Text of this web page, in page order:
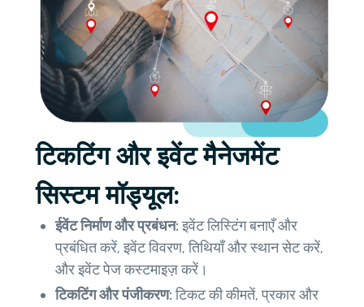
टिकटिंग और इवेंट मैनेजमेंट
सिस्टम मॉड्यूल:
ईवेंट निर्माण और प्रबंधन:इवेंट लिस्टिंग बनाएँ और
प्रबंधित करें, इवेंट विवरण, तिथियाँ और स्थान सेट करें,
और इवेंट पेज कस्टमाइज़ करें।
टिकटिंग और पंजीकरण:टिकट की कीमतें, प्रकार और